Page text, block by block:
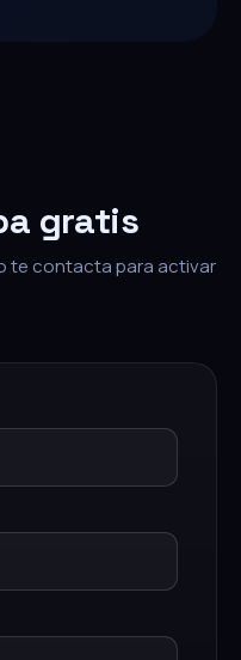
gratis
te contacta para activar